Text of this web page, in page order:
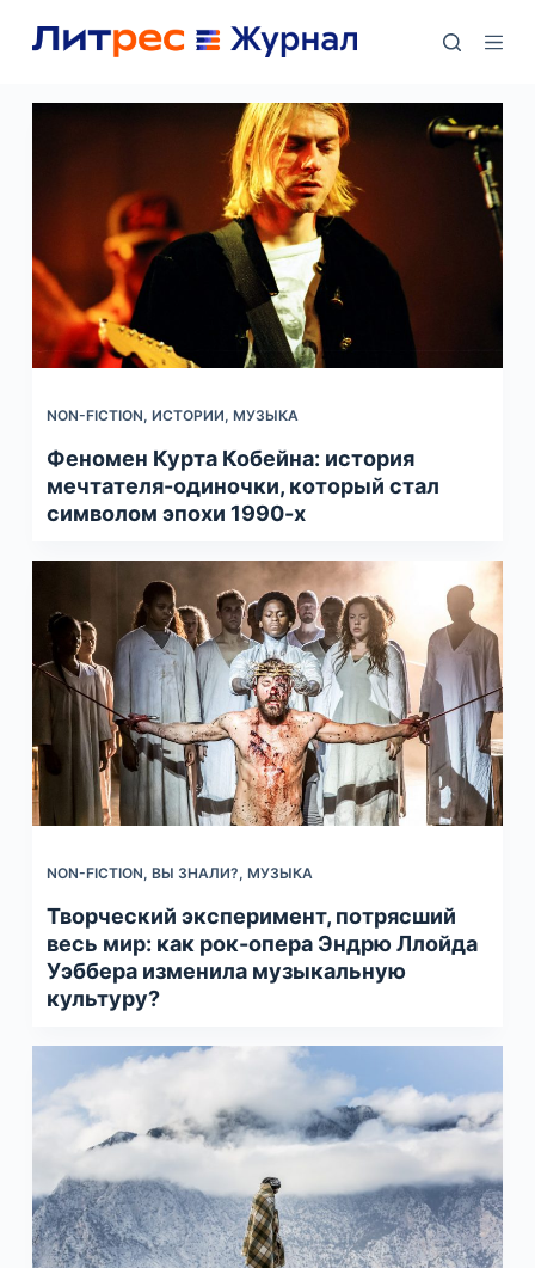
П
к
с
у
т
NON-FICTION, ИСТОРИИ, МУЗЫКА
Феномен Курта Кобейна: история
мечтателя-одиночки, который стал
символом эпохи 1990-х
NON-FICTION, ВЫ ЗНАЛИ?, МУЗЫКА
Творческий эксперимент, потрясший
весь мир: как рок-опера Эндрю Ллойда
Уэббера изменила музыкальную
культуру?